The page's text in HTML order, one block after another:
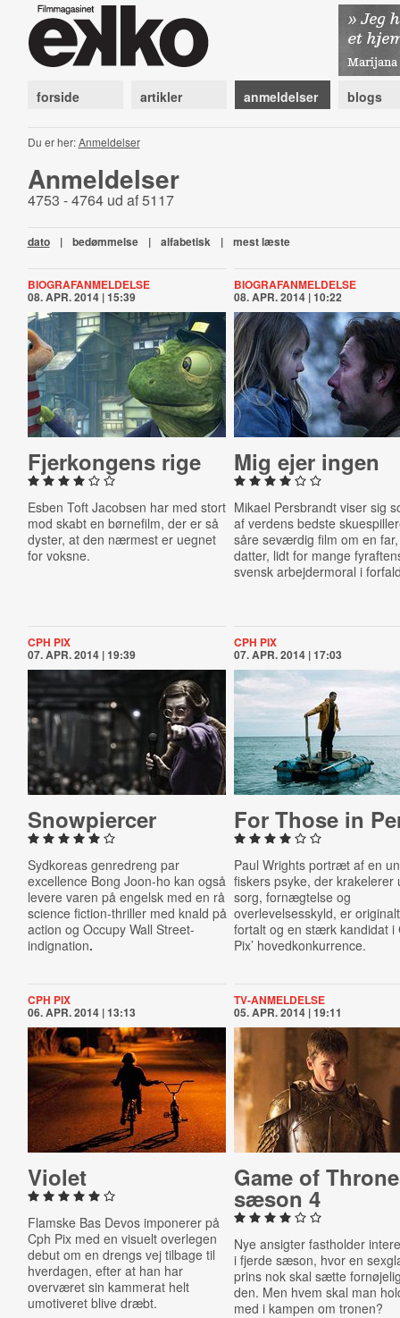
forside artikler anmeldelser blogs
Du er her:Anmeldelser
Anmeldelser
4753 - 4764 ud af 5117
dato | bedømmelse | alfabetisk | mest læste
BIOGRAFANMELDELSE
08. APR. 2014 | 15:39
Fjer­kon­gens rige
Esben Toft Jacobsen har med stort
mod skabt en børnefilm, der er så
dyster, at den nærmest er uegnet
for voksne.
BIOGRAFANMELDELSE
08. APR. 2014 | 10:22
Mig ejer ingen
Mikael Persbrandt viser sig
af verdens bedste
såre seværdig film om en
datter, lidt for mange
svensk arbejdermoral i
CPH PIX
07. APR. 2014 | 19:39
Snowpi­er­cer
Sydkoreas genredreng par
excellence Bong Joon-ho kan også
levere varen på engelsk med en rå
science fiction-thriller med knald på
action og Occupy Wall Street-
indignation.
CPH PIX
07. APR. 2014 | 17:03
For Those in
Paul Wrights portræt af en
fiskers psyke, der krakelerer
sorg, fornægtelse og
overlevelsesskyld, er originalt
fortalt og en stærk kandidat i
Pix’ hovedkonkurrence.
CPH PIX
06. APR. 2014 | 13:13
Violet
Flamske Bas Devos imponerer på
Cph Pix med en visuelt overlegen
debut om en drengs vej tilbage til
hverdagen, efter at han har
overværet sin kammerat helt
umotiveret blive dræbt.
TV-ANMELDELSE
05. APR. 2014 | 19:11
Game of
sæson 4
Nye ansigter fastholder
i fjerde sæson, hvor en
prins nok skal sætte
den. Men hvem skal man
med i kampen om tronen?